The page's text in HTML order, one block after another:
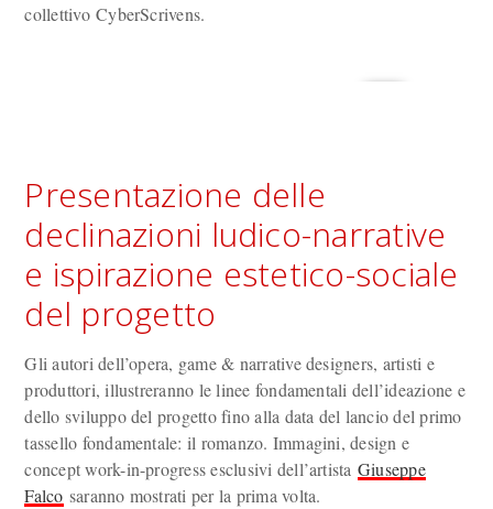
collettivo CyberScrivens.
Presentazione delle
declinazioni ludico-narrative
e ispirazione estetico-sociale
del progetto
Gli autori dell’opera, game & narrative designers, artisti e
produttori, illustreranno le linee fondamentali dell’ideazione e
dello sviluppo del progetto fino alla data del lancio del primo
tassello fondamentale: il romanzo. Immagini, design e
concept work-in-progress esclusivi dell’artista Giuseppe
Falco saranno mostrati per la prima volta.